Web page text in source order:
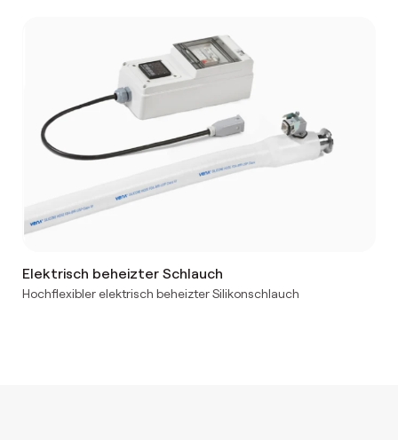
Elektrisch beheizter Schlauch
Hochflexibler elektrisch beheizter Silikonschlauch